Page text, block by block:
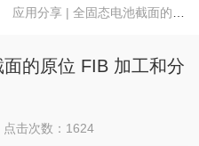
应用分享 | 全固态电池截面的原位 FIB 加工和分析
的原位 FIB 加工和分
点击次数：1624